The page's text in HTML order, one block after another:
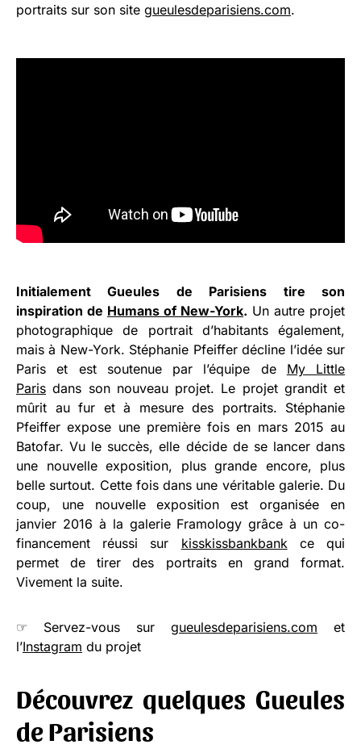
portraits sur son site gueulesdeparisiens.com.
Initialement Gueules de Parisiens tire son
inspiration de Humans of New-York. Un autre projet
photographique de portrait d’habitants également,
mais à New-York. Stéphanie Pfeiffer décline l’idée sur
Paris et est soutenue par l’équipe de My Little
Paris dans son nouveau projet. Le projet grandit et
mûrit au fur et à mesure des portraits. Stéphanie
Pfeiffer expose une première fois en mars 2015 au
Batofar. Vu le succès, elle décide de se lancer dans
une nouvelle exposition, plus grande encore, plus
belle surtout. Cette fois dans une véritable galerie. Du
coup, une nouvelle exposition est organisée en
janvier 2016 à la galerie Framology grâce à un co-
financement réussi sur kisskissbankbankce qui
permet de tirer des portraits en grand format.
Vivement la suite.
☞ Servez-vous sur gueulesdeparisiens.com et
l’Instagram du projet
Découvrez quelques Gueules
de Parisiens